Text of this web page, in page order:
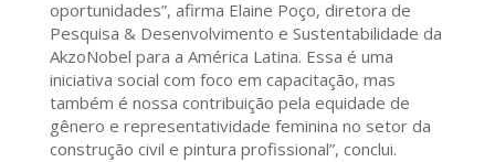
oportunidades”, afirma Elaine Poço, diretora de
Pesquisa & Desenvolvimento e Sustentabilidade da
AkzoNobel para a América Latina. Essa é uma
iniciativa social com foco em capacitação, mas
também é nossa contribuição pela equidade de
gênero e representatividade feminina no setor da
construção civil e pintura profissional”, conclui.